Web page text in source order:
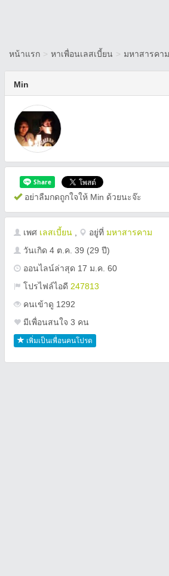
หน้าแรก > หาเพื่อนเลสเบี้ยน > มหาสารคาม
Min
อย่าลืมกดถูกใจให้ Min ด้วยนะจ๊ะ
เพศ เลสเบี้ยน อยู่ที่ มหาสารคาม
วันเกิด 4 ต.ค. 39 (29 ปี)
ออนไลน์ล่าสุด 17 ม.ค. 60
โปรไฟล์ไอดี 247813
คนเข้าดู 1292
มีเพื่อนสนใจ 3 คน
เพิ่มเป็นเพื่อนคนโปรด